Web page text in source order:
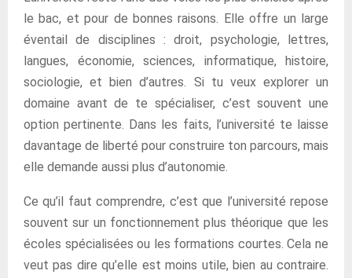
le bac, et pour de bonnes raisons. Elle offre un large
éventail de disciplines : droit, psychologie, lettres,
langues, économie, sciences, informatique, histoire,
sociologie, et bien d’autres. Si tu veux explorer un
domaine avant de te spécialiser, c’est souvent une
option pertinente. Dans les faits, l’université te laisse
davantage de liberté pour construire ton parcours, mais
elle demande aussi plus d’autonomie.
Ce qu’il faut comprendre, c’est que l’université repose
souvent sur un fonctionnement plus théorique que les
écoles spécialisées ou les formations courtes. Cela ne
veut pas dire qu’elle est moins utile, bien au contraire.